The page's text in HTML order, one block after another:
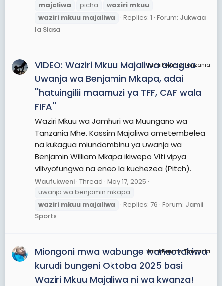
majaliwa
picha waziri mkuu
waziri mkuu majaliwa Replies: 1 Forum: Jukwaa
la Siasa
JamiiForums Tanzania
VIDEO: Waziri Mkuu Majaliwa akagua
Uwanja wa Benjamin Mkapa, adai
''hatuingilii maamuzi ya TFF, CAF wala
FIFA''
Waziri Mkuu wa Jamhuri wa Muungano wa
Tanzania Mhe. Kassim Majaliwa ametembelea
na kukagua miundombinu ya Uwanja wa
Benjamin William Mkapa ikiwepo Viti vipya
vilivyofungwa na eneo la kuchezea (Pitch).
Waufukweni Thread May 17, 2025
uwanja wa benjamin mkapa
waziri mkuu majaliwa Replies: 76 Forum: Jamii
Sports
JamiiForums Tanzania
Miongoni mwa wabunge wanaotakiwa
kurudi bungeni Oktoba 2025 basi
Waziri Mkuu Majaliwa ni wa kwanza!